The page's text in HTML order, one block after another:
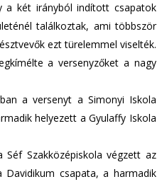
a két irányból indított csapatok
találkoztak, ami többször
ezt türelemmel viselték.
a versenyzőket a nagy
a versenyt a Simonyi Iskola
helyezett a Gyulaffy Iskola
Séf Szakközépiskola végzett az
csapata, a harmadik